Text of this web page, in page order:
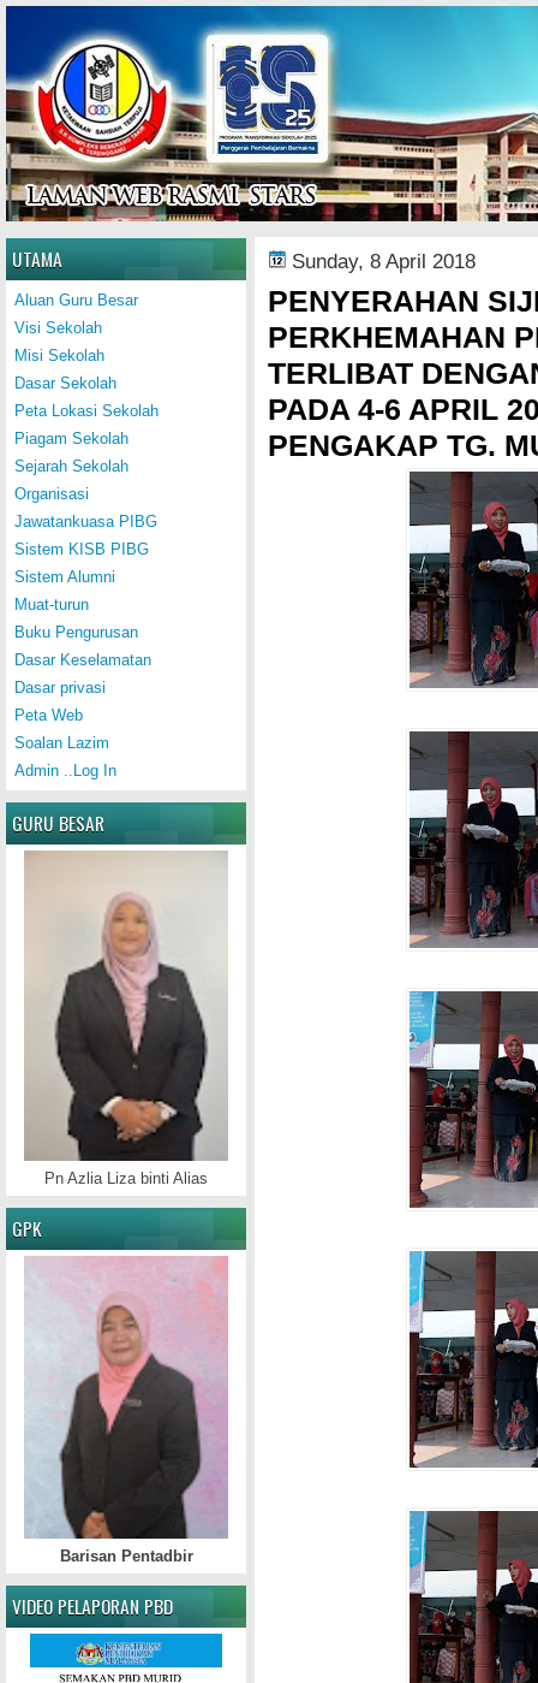
Home
Sunday, 8 April 2018
PENYERAHAN
PERKHEMAHAN
TERLIBAT
PADA 4-6 APRIL
PENGAKAP TG.
UTAMA
Aluan Guru Besar
Visi Sekolah
Misi Sekolah
Dasar Sekolah
Peta Lokasi Sekolah
Piagam Sekolah
Sejarah Sekolah
Organisasi
Jawatankuasa PIBG
Sistem KISB PIBG
Sistem Alumni
Muat-turun
Buku Pengurusan
Dasar Keselamatan
Dasar privasi
Peta Web
Soalan Lazim
Admin ..Log In
GURU BESAR
Pn Azlia Liza binti Alias
GPK
Barisan Pentadbir
VIDEO PELAPORAN PBD